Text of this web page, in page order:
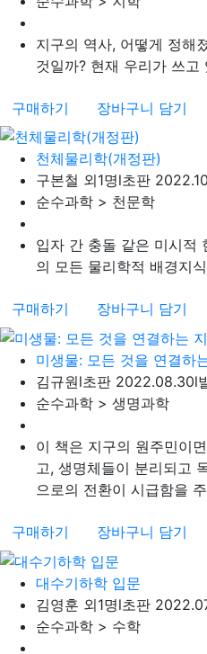
지구의 역사, 어떻게 정해
것일까? 현재 우리가 쓰
구매하기 장바구니 담기
천체물리학(개정판)
구본철 외1명l초판
순수과학 > 천문학
입자 간 충돌 같은 미시적
의 모든 물리학적 배경지
구매하기 장바구니 담기
미생물: 모든 것을 연결하
김규원l초판 2022.08.30l
순수과학 > 생명과학
이 책은 지구의 원주민이
고, 생명체들이 분리되고
으로의 전환이 시급함을
구매하기 장바구니 담기
대수기하학 입문
김영훈 외1명l초판
순수과학 > 수학